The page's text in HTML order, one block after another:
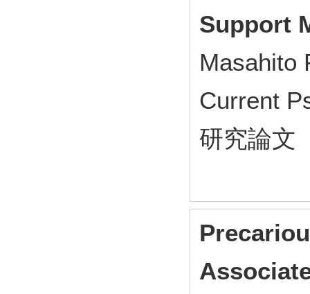
Support
Masahito
Current
研究論文